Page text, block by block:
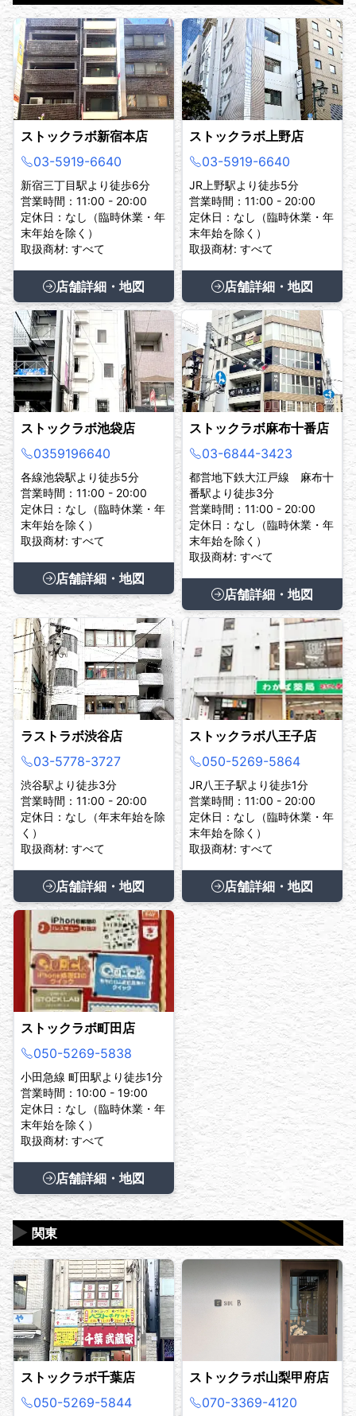
ストックラボ新宿本店
03-5919-6640
新宿三丁目駅より徒歩6分
営業時間：11:00 - 20:00
定休日：なし（臨時休業・年
末年始を除く）
取扱商材: すべて
店舗詳細・地図
ストックラボ上野店
03-5919-6640
JR上野駅より徒歩5分
営業時間：11:00 - 20:00
定休日：なし（臨時休業・年
末年始を除く）
取扱商材: すべて
店舗詳細・地図
ストックラボ池袋店
0359196640
各線池袋駅より徒歩5分
営業時間：11:00 - 20:00
定休日：なし（臨時休業・年
末年始を除く）
取扱商材: すべて
店舗詳細・地図
ストックラボ麻布十番店
03-6844-3423
都営地下鉄大江戸線 麻布十
番駅より徒歩3分
営業時間：11:00 - 20:00
定休日：なし（臨時休業・年
末年始を除く）
取扱商材: すべて
店舗詳細・地図
ラストラボ渋谷店
03-5778-3727
渋谷駅より徒歩3分
営業時間：11:00 - 20:00
定休日：なし（年末年始を除
く）
取扱商材: すべて
店舗詳細・地図
ストックラボ八王子店
050-5269-5864
JR八王子駅より徒歩1分
営業時間：11:00 - 20:00
定休日：なし（臨時休業・年
末年始を除く）
取扱商材: すべて
店舗詳細・地図
ストックラボ町田店
050-5269-5838
小田急線 町田駅より徒歩1分
営業時間：10:00 - 19:00
定休日：なし（臨時休業・年
末年始を除く）
取扱商材: すべて
店舗詳細・地図
関東
▶
ストックラボ千葉店
050-5269-5844
ストックラボ山梨甲府店
070-3369-4120